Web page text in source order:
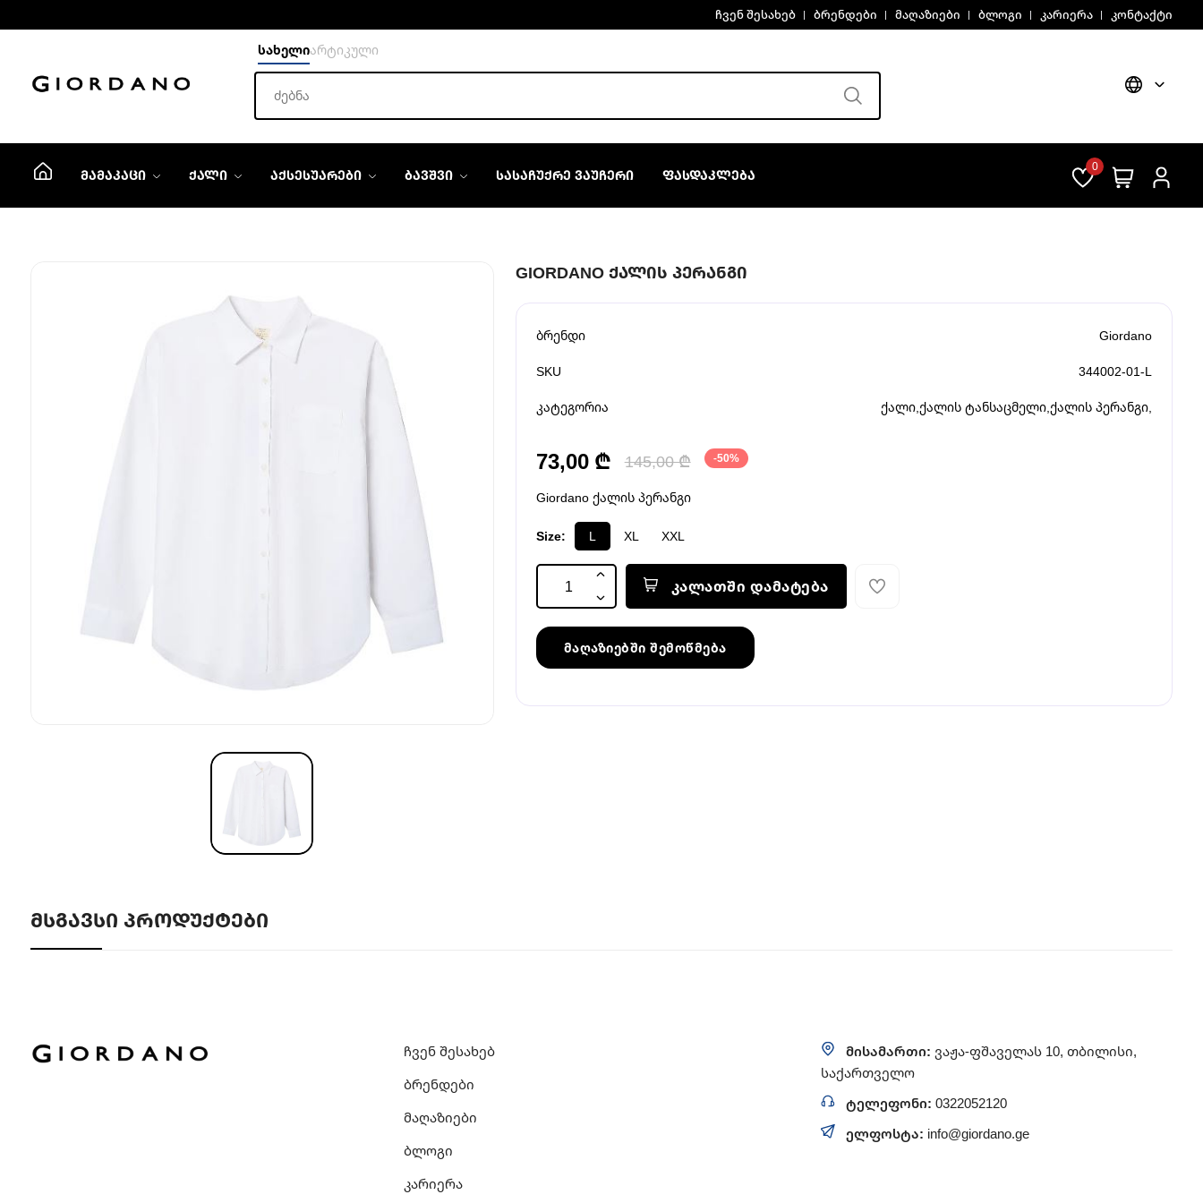
ჩვენ შესახებ ბრენდები მაღაზიები ბლოგი კარიერა კონტაქტი
სახელიარტიკული
ᲛᲐᲛᲐᲙᲐᲪᲘ ᲥᲐᲚᲘ ᲐᲥᲡᲔᲡᲣᲐᲠᲔᲑᲘ ᲑᲐᲕᲨᲕᲘ ᲡᲐᲡᲐᲩᲣᲥᲠᲔ ᲕᲐᲣᲩᲔᲠᲘ ᲤᲐᲡᲓᲐᲙᲚᲔᲑᲐ
0
GIORDANO ᲥᲐᲚᲘᲡ ᲞᲔᲠᲐᲜᲒᲘ
ბრენდი Giordano
SKU 344002-01-L
კატეგორია ქალი,ქალის ტანსაცმელი,ქალის პერანგი,
73,00 ₾ 145,00 ₾ -50%
Giordano ქალის პერანგი
Size: L XL XXL
კალათში დამატება
მაღაზიებში შემოწმება
ᲛᲡᲒᲐᲕᲡᲘ ᲞᲠᲝᲓᲣᲥᲢᲔᲑᲘ
ჩვენ შესახებ
ბრენდები
მაღაზიები
ბლოგი
კარიერა
მისამართი: ვაჟა-ფშაველას 10, თბილისი,
საქართველო
ტელეფონი: 0322052120
ელფოსტა: info@giordano.ge